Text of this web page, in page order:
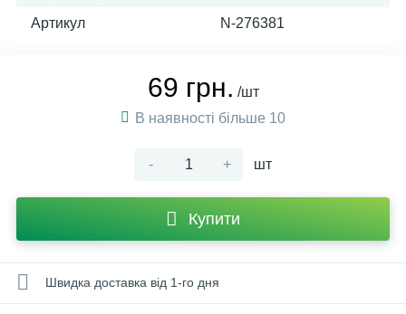
Артикул N-276381
69 грн. /шт
В наявності більше 10
- + шт
Купити
Швидка доставка від 1-го дня